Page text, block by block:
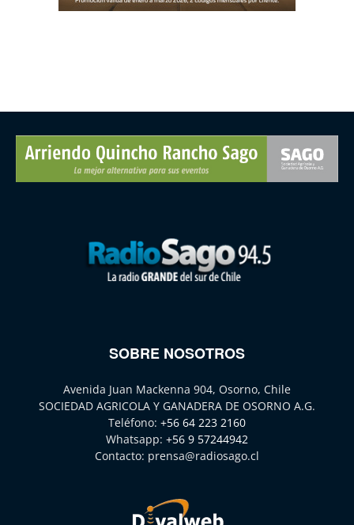
SOBRE NOSOTROS
Avenida Juan Mackenna 904, Osorno, Chile
SOCIEDAD AGRICOLA Y GANADERA DE OSORNO A.G.
Teléfono: +56 64 223 2160
Whatsapp: +56 9 57244942
Contacto: prensa@radiosago.cl